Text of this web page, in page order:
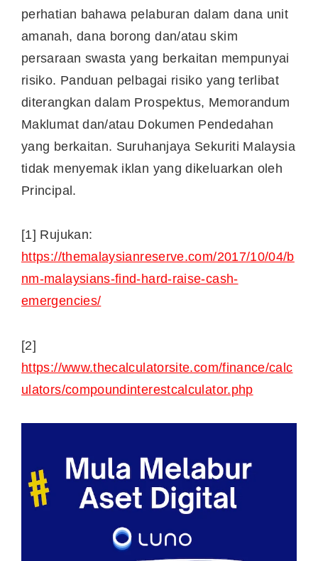
perhatian bahawa pelaburan dalam dana unit
amanah, dana borong dan/atau skim
persaraan swasta yang berkaitan mempunyai
risiko. Panduan pelbagai risiko yang terlibat
diterangkan dalam Prospektus, Memorandum
Maklumat dan/atau Dokumen Pendedahan
yang berkaitan. Suruhanjaya Sekuriti Malaysia
tidak menyemak iklan yang dikeluarkan oleh
Principal.
[1] Rujukan:
https://themalaysianreserve.com/2017/10/04/b
nm-malaysians-find-hard-raise-cash-
emergencies/
[2]
https://www.thecalculatorsite.com/finance/calc
ulators/compoundinterestcalculator.php